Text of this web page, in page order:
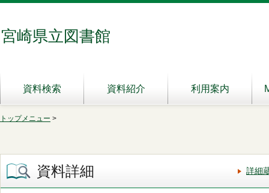
宮崎県立図書館
資料検索 資料紹介 利用案内
トップメニュー >
資料詳細 詳細